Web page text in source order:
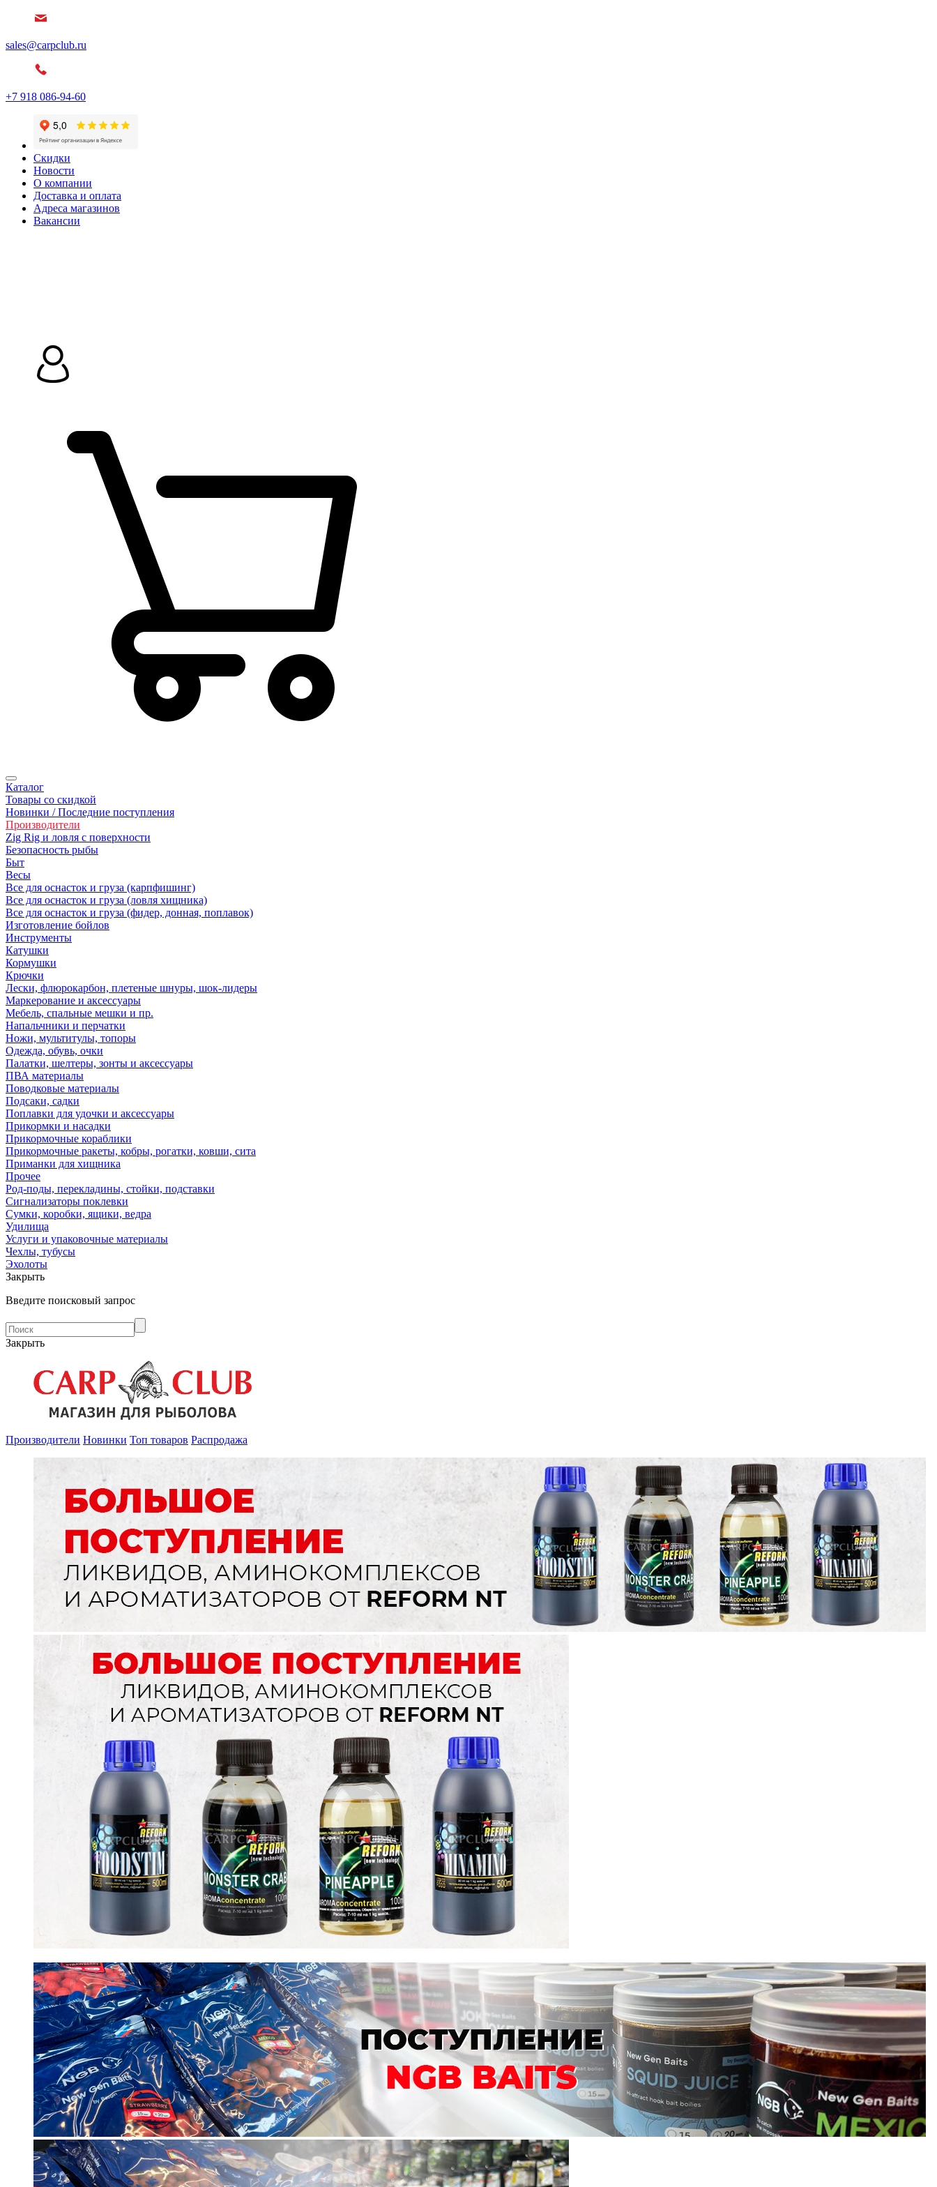
sales@carpclub.ru
+7 918 086-94-60
Скидки
Новости
О компании
Доставка и оплата
Адреса магазинов
Вакансии
Каталог
Товары со скидкой
Новинки / Последние поступления
Производители
Zig Rig и ловля с поверхности
Безoпасность рыбы
Быт
Весы
Все для оснасток и груза (карпфишинг)
Все для оснасток и груза (ловля хищника)
Все для оснасток и груза (фидер, донная, поплавок)
Изготовление бойлов
Инструменты
Катушки
Кормушки
Крючки
Лески, флюрокарбон, плетеные шнуры, шок-лидеры
Маркерование и аксессуары
Мебель, спальные мешки и пр.
Напальчники и перчатки
Ножи, мультитулы, топоры
Одежда, обувь, очки
Палатки, шелтеры, зонты и аксессуары
ПВА материалы
Поводковые материалы
Подсаки, садки
Поплавки для удочки и аксессуары
Прикормки и насадки
Прикормочные кораблики
Прикормочные ракеты, кобры, рогатки, ковши, сита
Приманки для хищника
Прочее
Род-поды, перекладины, стойки, подставки
Сигнализаторы поклевки
Сумки, коробки, ящики, ведра
Удилища
Услуги и упаковочные материалы
Чехлы, тубусы
Эхолоты
Закрыть
Введите поисковый запрос
Закрыть
Производители Новинки Топ товаров Распродажа